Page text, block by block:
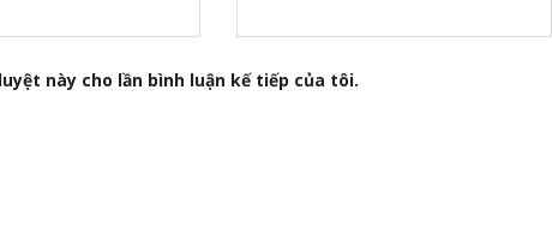
này cho lần bình luận kế tiếp của tôi.